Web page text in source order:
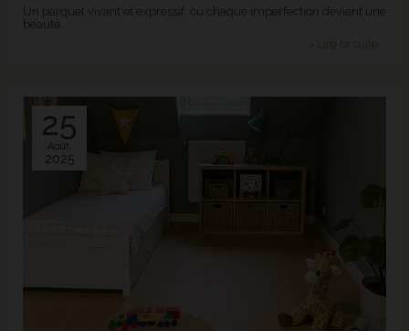
Un parquet vivant et expressif, où chaque imperfection devient une
beauté.
> Lire la suite...
25
Août.
2025